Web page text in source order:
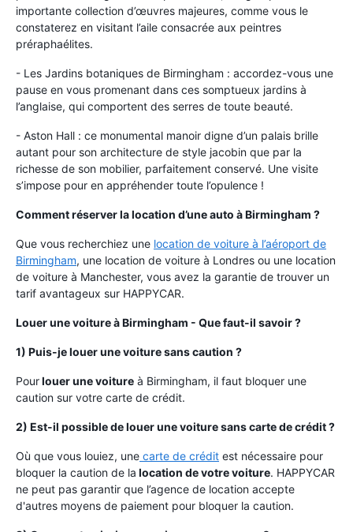
importante collection d’œuvres majeures, comme vous le
constaterez en visitant l’aile consacrée aux peintres
préraphaélites.
- Les Jardins botaniques de Birmingham : accordez-vous une
pause en vous promenant dans ces somptueux jardins à
l’anglaise, qui comportent des serres de toute beauté.
- Aston Hall : ce monumental manoir digne d’un palais brille
autant pour son architecture de style jacobin que par la
richesse de son mobilier, parfaitement conservé. Une visite
s’impose pour en appréhender toute l’opulence !
Comment réserver la location d’une auto à Birmingham ?
Que vous recherchiez une location de voiture à l’aéroport de
Birmingham, une location de voiture à Londres ou une location
de voiture à Manchester, vous avez la garantie de trouver un
tarif avantageux sur HAPPYCAR.
Louer une voiture à Birmingham - Que faut-il savoir ?
1) Puis-je louer une voiture sans caution ?
Pourlouer une voiture à Birmingham, il faut bloquer une
caution sur votre carte de crédit.
2) Est-il possible de louer une voiture sans carte de crédit ?
Où que vous louiez, une carte de crédit est nécessaire pour
bloquer la caution de la location de votre voiture. HAPPYCAR
ne peut pas garantir que l’agence de location accepte
d'autres moyens de paiement pour bloquer la caution.